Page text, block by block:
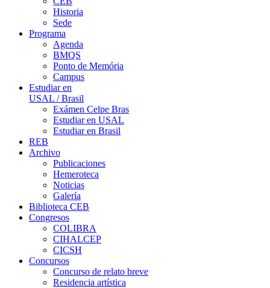
Historia
Sede
Programa
Agenda
BMQS
Ponto de Memória
Campus
Estudiar en
USAL / Brasil
Exámen Celpe Bras
Estudiar en USAL
Estudiar en Brasil
REB
Archivo
Publicaciones
Hemeroteca
Noticias
Galería
Biblioteca CEB
Congresos
COLIBRA
CIHALCEP
CICSH
Concursos
Concurso de relato breve
Residencia artística